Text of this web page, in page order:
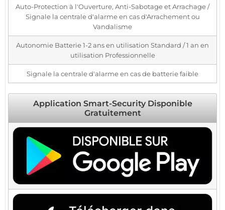
Auto-Protection à l'Ouverture, Anti-Sabotage et Arrachage /
Signale la centrale d'alarme en cas d'Arrachement ou
Vandalisme
Autonomie Batterie 1-2 ans en utilisation Standard / 1 an en
utilisation Professionnelle
Signale la centrale d'alarme en cas de batterie faible
Application Smart-Security Disponible
Gratuitement